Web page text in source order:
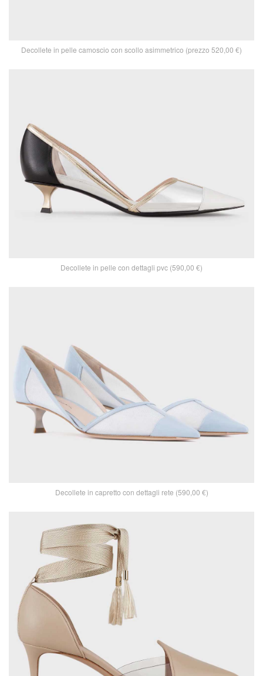
Decollete in pelle camoscio con scollo asimmetrico (prezzo 520,00 €)
Decollete in pelle con dettagli pvc (590,00 €)
Decollete in capretto con dettagli rete (590,00 €)